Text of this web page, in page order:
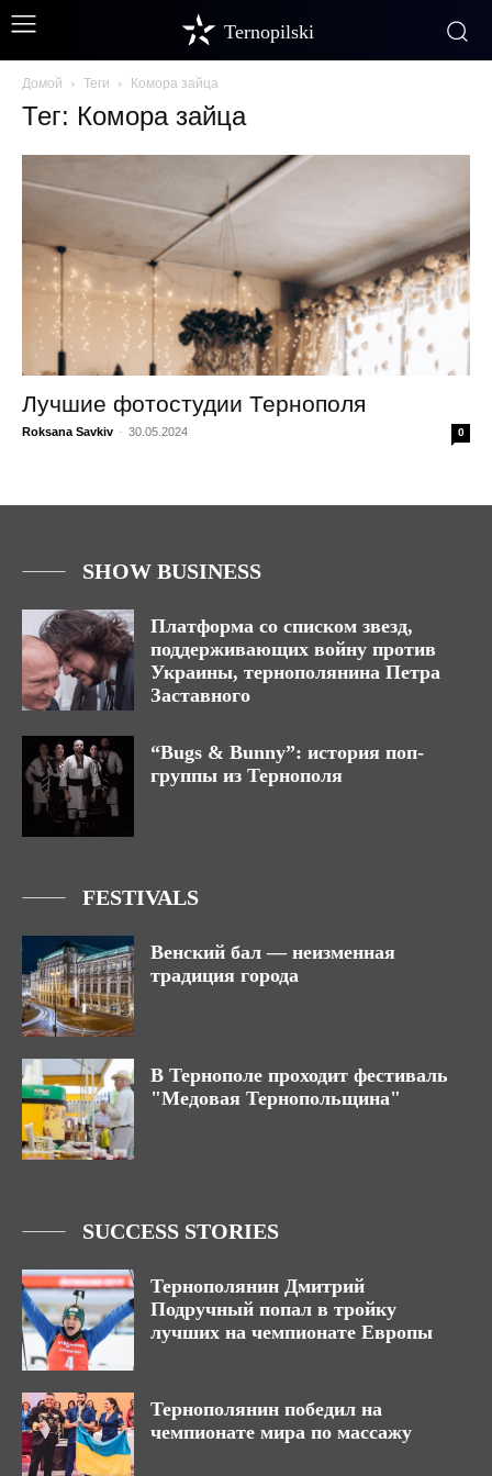
Ternopilski
Домой Теги Комора зайца
Тег: Комора зайца
Лучшие фотостудии Тернополя
Roksana Savkiv - 30.05.2024 0
SHOW BUSINESS
Платформа со списком звезд,
поддерживающих войну против
Украины, тернополянина Петра
Заставного
“Bugs & Bunny”: история поп-
группы из Тернополя
FESTIVALS
Венский бал — неизменная
традиция города
В Тернополе проходит фестиваль
"Медовая Тернопольщина"
SUCCESS STORIES
Тернополянин Дмитрий
Подручный попал в тройку
лучших на чемпионате Европы
Тернополянин победил на
чемпионате мира по массажу